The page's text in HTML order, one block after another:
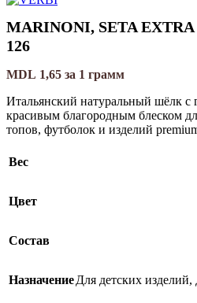
MARINONI, SETA EXTRA
126
MDL 1,65 за 1 грамм
Итальянский натуральный шёлк с
красивым благородным блеском
топов, футболок и изделий
Вес
Цвет
Состав
НазначениеДля детских изделий,